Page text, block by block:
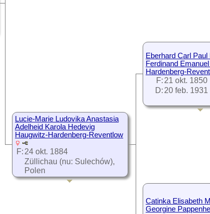
Lucie-Marie Ludovika Anastasia
Adelheid Karola Hedevig
Haugwitz-Hardenberg-Reventlow
F: 24 okt. 1884
Züllichau (nu: Sulechów),
Polen
G:26 nov. 1909
Eberhard Carl Paul
Ferdinand
Hardenberg-
F: 21 okt. 1850
D: 20 feb. 1931
Catinka Elisabeth
Georgine